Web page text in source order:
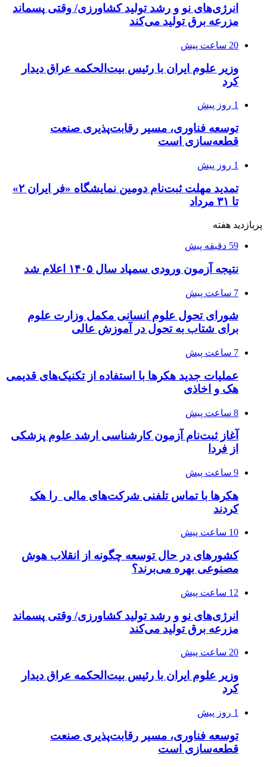
انرژی‌های نو و رشد تولید کشاورزی/ وقتی پسماند
مزرعه‌ برق تولید می‌کند
20 ساعت پیش
وزیر علوم ایران با رئیس بیت‌الحکمه عراق دیدار
کرد
1 روز پیش
توسعه فناوری، مسیر رقابت‌پذیری صنعت
قطعه‌سازی است
1 روز پیش
تمدید مهلت ثبت‌نام دومین نمایشگاه «فر ایران ۲»
تا ۳۱ مرداد
پربازدید هفته
59 دقیقه پیش
نتیجه آزمون ورودی سمپاد سال ۱۴۰۵ اعلام شد
7 ساعت پیش
شورای تحول علوم انسانی مکمل وزارت علوم
برای شتاب به تحول در آموزش عالی
7 ساعت پیش
عملیات جدید هکرها با استفاده از تکنیک‌های قدیمی
هک و اخاذی
8 ساعت پیش
آغاز ثبت‌نام‌ آزمون کارشناسی ارشد علوم پزشکی
از فردا
9 ساعت پیش
هکرها با تماس تلفنی شرکت‌های مالی را هک
کردند
10 ساعت پیش
کشورهای در حال توسعه چگونه از انقلاب هوش
مصنوعی بهره می‌برند؟
12 ساعت پیش
انرژی‌های نو و رشد تولید کشاورزی/ وقتی پسماند
مزرعه‌ برق تولید می‌کند
20 ساعت پیش
وزیر علوم ایران با رئیس بیت‌الحکمه عراق دیدار
کرد
1 روز پیش
توسعه فناوری، مسیر رقابت‌پذیری صنعت
قطعه‌سازی است